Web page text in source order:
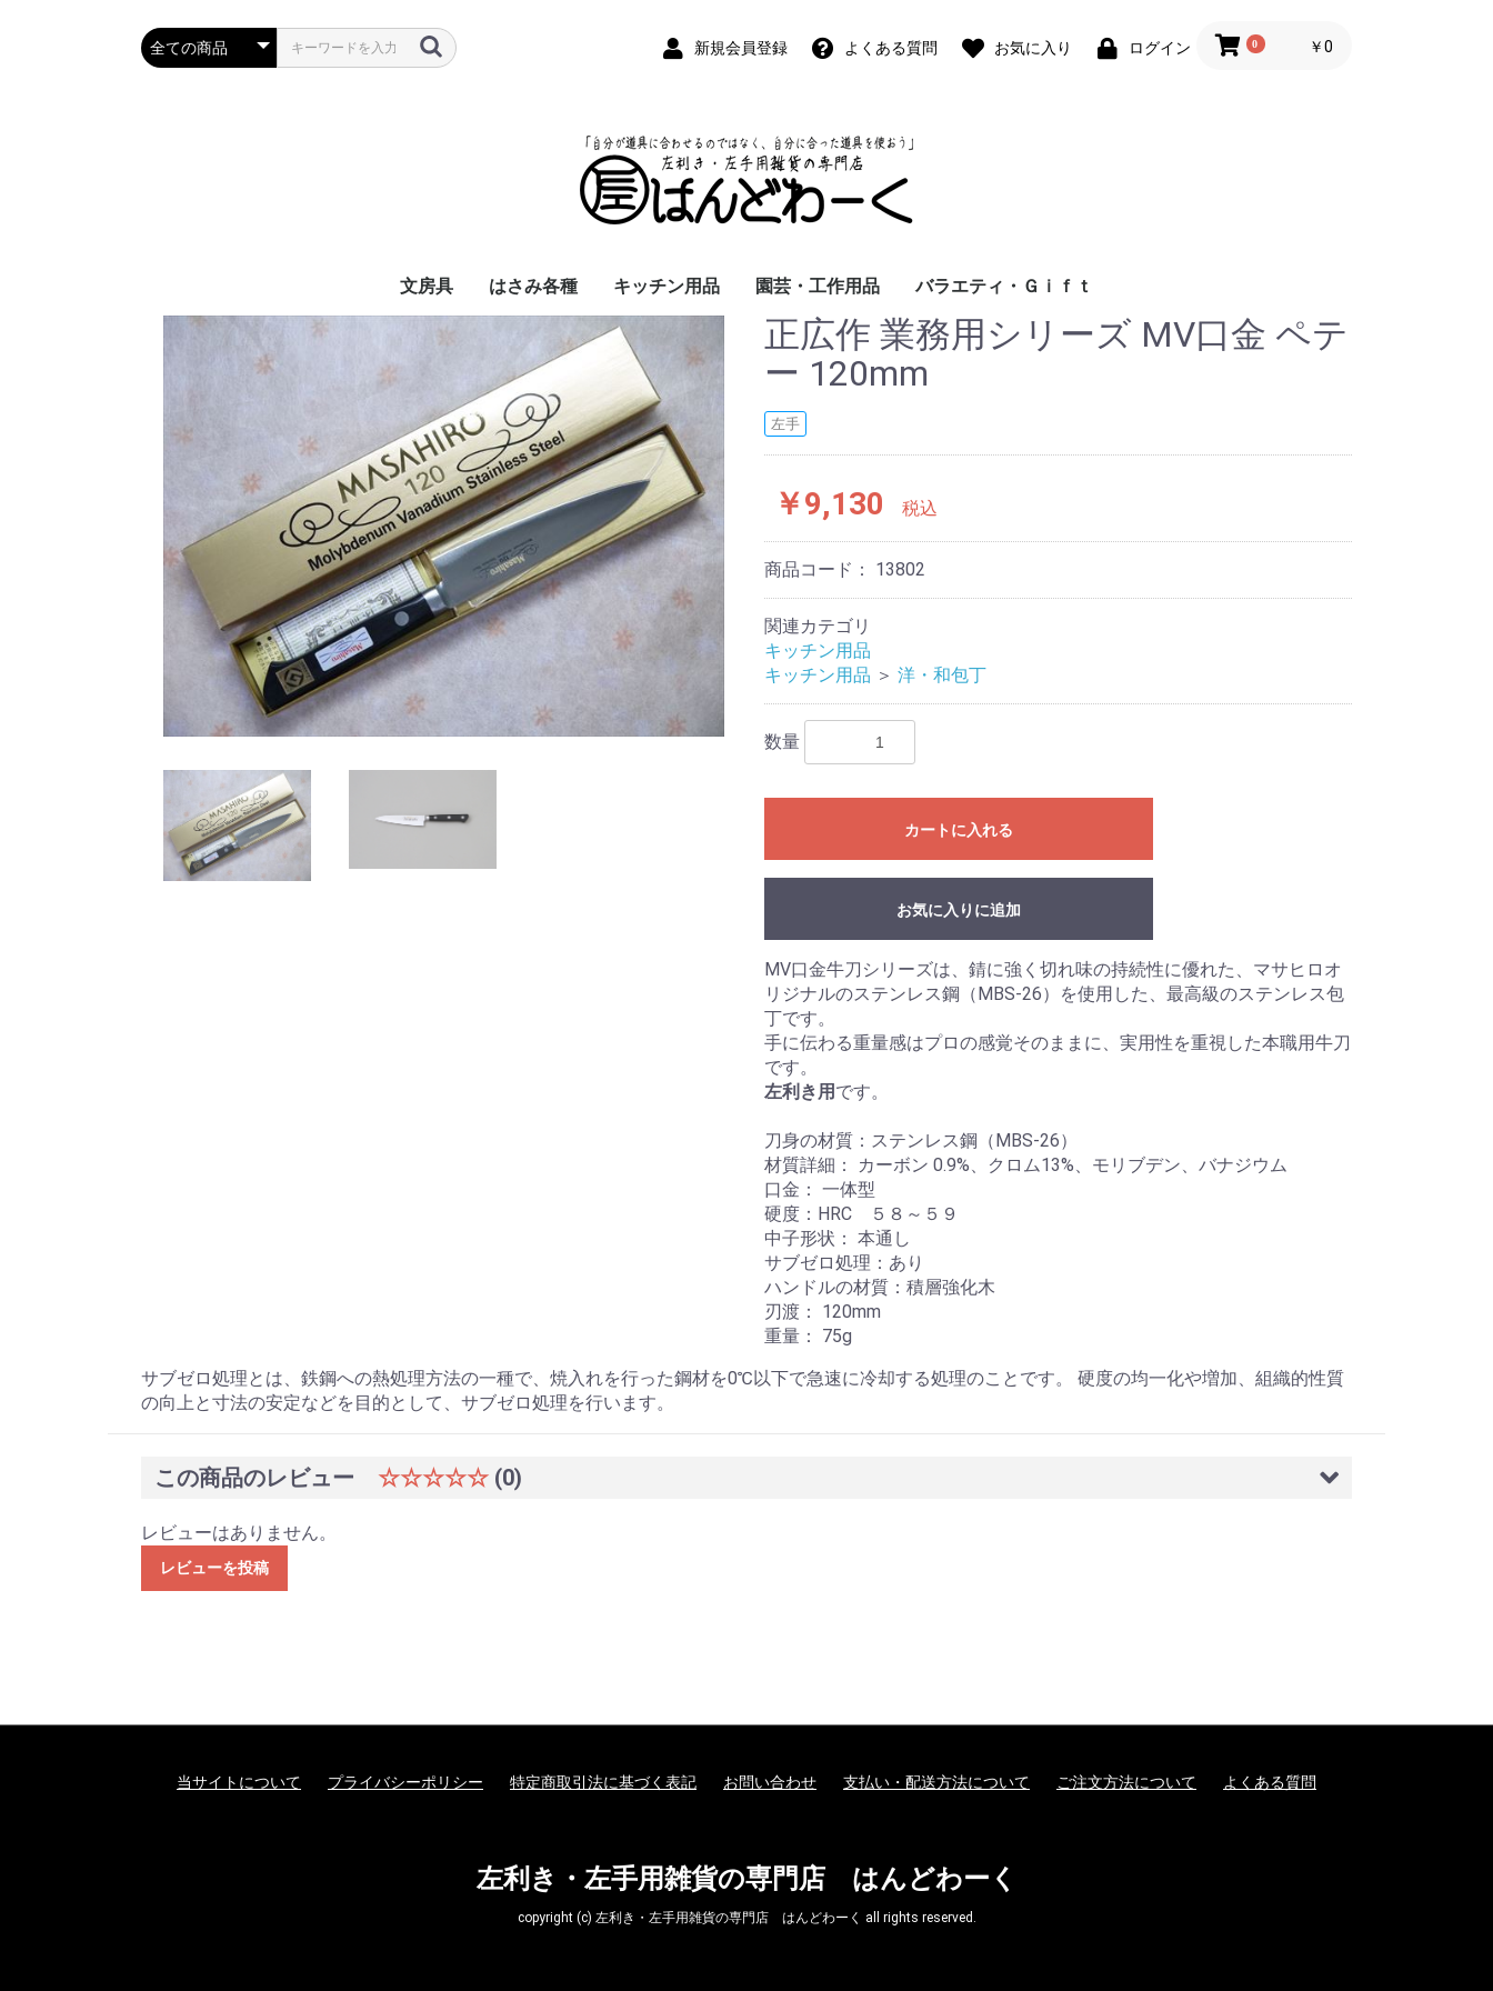
新規会員登録 よくある質問 お気に入り ログイン 0 ￥0
文房具
万年筆・筆ペン
ボールペン
鉛筆・シャープペン
定規・コンパス
彫刻刀・小刀(切出刀)
事務用品
はさみ各種
学習はさみ
事務はさみ
和裁・洋裁はさみ
美容はさみ
その他・専門はさみ
キッチン用品
洋・和包丁
横手・後手急須
レードル
調理用具
テーブル小物
園芸・工作用品
草取鎌
園芸はさみ
メジャー・曲尺
カッター
工作用具・その他
バラエティ・Ｇｉｆｔ
Wallet(財布)
時計
デジタル小物
バラエティグッズ
ファッション小物
京扇子
書籍
正広作 業務用シリーズ MV口金 ペテ
ー 120mm
左手
￥9,130 税込
商品コード： 13802
関連カテゴリ
キッチン用品
キッチン用品 ＞ 洋・和包丁
数量
カートに入れる
お気に入りに追加
MV口金牛刀シリーズは、錆に強く切れ味の持続性に優れた、マサヒロオ
リジナルのステンレス鋼（MBS-26）を使用した、最高級のステンレス包
丁です。
手に伝わる重量感はプロの感覚そのままに、実用性を重視した本職用牛刀
です。
左利き用 です。
刀身の材質：ステンレス鋼（MBS-26）
材質詳細： カーボン 0.9%、クロム13%、モリブデン、バナジウム
口金： 一体型
硬度：HRC ５８～５９
中子形状： 本通し
サブゼロ処理：あり
ハンドルの材質：積層強化木
刃渡： 120mm
重量： 75g
サブゼロ処理とは、鉄鋼への熱処理方法の一種で、焼入れを行った鋼材を0℃以下で急速に冷却する処理のことです。 硬度の均一化や増加、組織的性質
の向上と寸法の安定などを目的として、サブゼロ処理を行います。
この商品のレビュー ☆☆☆☆☆ (0)
レビューはありません。
レビューを投稿
当サイトについて プライバシーポリシー 特定商取引法に基づく表記 お問い合わせ 支払い・配送方法について ご注文方法について よくある質問
左利き・左手用雑貨の専門店 はんどわーく
copyright (c) 左利き・左手用雑貨の専門店 はんどわーく all rights reserved.